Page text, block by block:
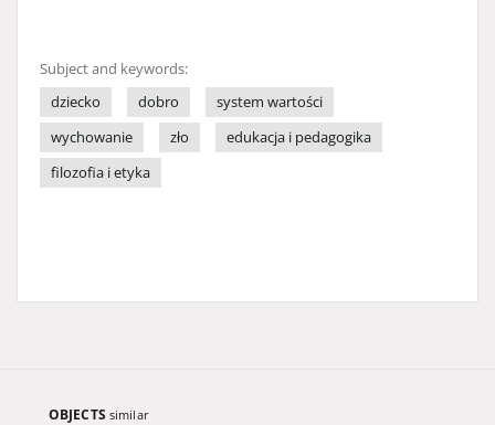
Subject and keywords:
dziecko
dobro
system wartości
wychowanie
zło
edukacja i pedagogika
filozofia i etyka
OBJECTS similar